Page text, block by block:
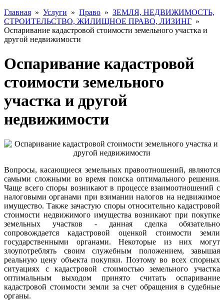
Главная » Услуги » Право » ЗЕМЛЯ, НЕДВИЖИМОСТЬ,
СТРОИТЕЛЬСТВО, ЖИЛИЩНОЕ ПРАВО, ЛИЗИНГ »
Оспаривание кадастровой стоимости земельного участка и
другой недвижимости
Оспаривание кадастровой
стоимости земельного
участка и другой
недвижимости
Вопросы, касающиеся земельных правоотношений, являются
самыми сложными во время поиска оптимального решения.
Чаще всего споры возникают в процессе взаимоотношений с
налоговыми органами при взимании налогов на недвижимое
имущество. Также зачастую споры относительно кадастровой
стоимости недвижимого имущества возникают при покупке
земельных участков - данная сделка обязательно
сопровождается кадастровой оценкой стоимости земли
государственными органами. Некоторые из них могут
злоупотреблять своим служебным положением, завышая
реальную цену объекта покупки. Поэтому во всех спорных
ситуациях с кадастровой стоимостью земельного участка
оптимальным выходом принято считать оспаривание
кадастровой стоимости земли за счет обращения в судебные
органы.